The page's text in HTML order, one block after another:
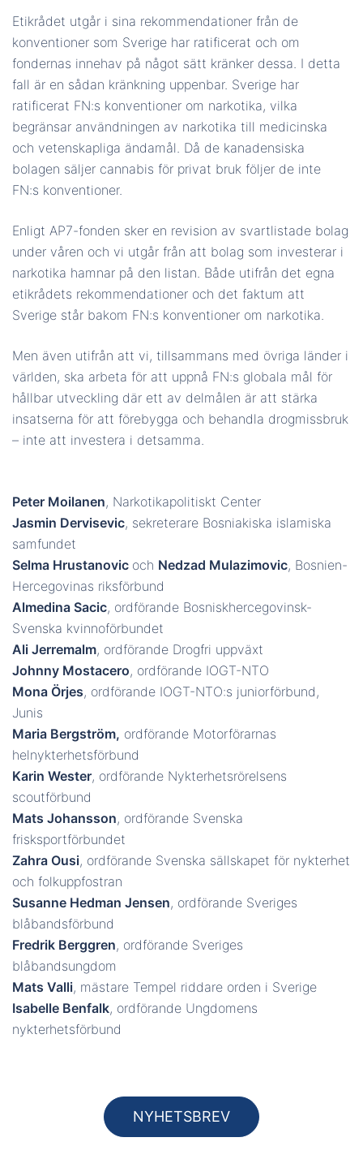
Etikrådet utgår i sina rekommendationer från de
konventioner som Sverige har ratificerat och om
fondernas innehav på något sätt kränker dessa. I detta
fall är en sådan kränkning uppenbar. Sverige har
ratificerat FN:s konventioner om narkotika, vilka
begränsar användningen av narkotika till medicinska
och vetenskapliga ändamål. Då de kanadensiska
bolagen säljer cannabis för privat bruk följer de inte
FN:s konventioner.
Enligt AP7-fonden sker en revision av svartlistade bolag
under våren och vi utgår från att bolag som investerar i
narkotika hamnar på den listan. Både utifrån det egna
etikrådets rekommendationer och det faktum att
Sverige står bakom FN:s konventioner om narkotika.
Men även utifrån att vi, tillsammans med övriga länder i
världen, ska arbeta för att uppnå FN:s globala mål för
hållbar utveckling där ett av delmålen är att stärka
insatserna för att förebygga och behandla drogmissbruk
– inte att investera i detsamma.
Peter Moilanen, Narkotikapolitiskt Center
Jasmin Dervisevic, sekreterare Bosniakiska islamiska
samfundet
Selma Hrustanovic och Nedzad Mulazimovic, Bosnien-
Hercegovinas riksförbund
Almedina Sacic, ordförande Bosniskhercegovinsk-
Svenska kvinnoförbundet
Ali Jerremalm, ordförande Drogfri uppväxt
Johnny Mostacero, ordförande IOGT-NTO
Mona Örjes, ordförande IOGT-NTO:s juniorförbund,
Junis
Maria Bergström, ordförande Motorförarnas
helnykterhetsförbund
Karin Wester, ordförande Nykterhetsrörelsens
scoutförbund
Mats Johansson, ordförande Svenska
frisksportförbundet
Zahra Ousi, ordförande Svenska sällskapet för nykterhet
och folkuppfostran
Susanne Hedman Jensen, ordförande Sveriges
blåbandsförbund
Fredrik Berggren, ordförande Sveriges
blåbandsungdom
Mats Valli, mästare Tempel riddare orden i Sverige
Isabelle Benfalk, ordförande Ungdomens
nykterhetsförbund
NYHETSBREV